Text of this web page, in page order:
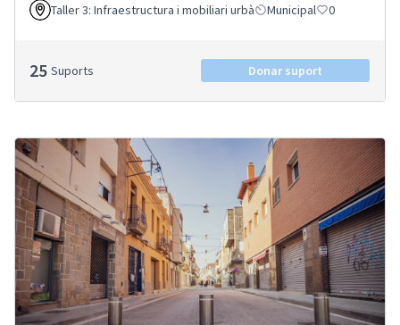
Taller 3: Infraestructura i mobiliari urbà Municipal 0
25 Suports Donar suport